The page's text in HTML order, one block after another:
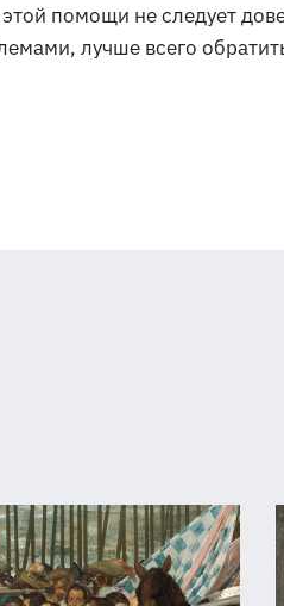
помощи не следует
лучше всего